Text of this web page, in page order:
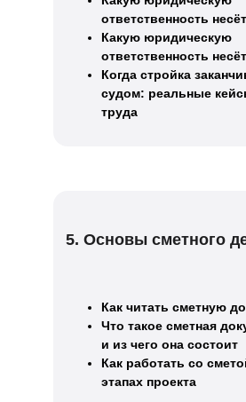
ответственность
Какую юридическую
ответственность
Когда стройка
судом: реальные
труда
5. Основы сметного
Как читать сметную
Что такое сметная
и из чего она состоит
Как работать со
этапах проекта